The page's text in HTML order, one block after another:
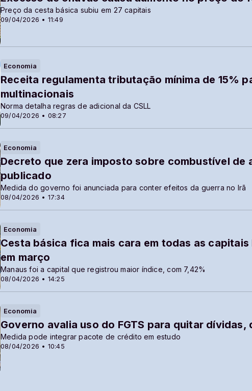
09/04/2026 • 11:49
Preço da cesta básica subiu em 27 capitais
Economia
09/04/2026 • 08:27
Receita regulamenta tributação mínima de 15%
multinacionais
Norma detalha regras de adicional da CSLL
Economia
08/04/2026 • 17:34
Decreto que zera imposto sobre combustível de
publicado
Medida do governo foi anunciada para conter efeitos da guerra no Irã
Economia
08/04/2026 • 14:25
Cesta básica fica mais cara em todas as capitais
em março
Manaus foi a capital que registrou maior índice, com 7,42%
Economia
08/04/2026 • 10:45
Governo avalia uso do FGTS para quitar dívidas,
Medida pode integrar pacote de crédito em estudo